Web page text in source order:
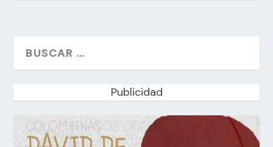
Publicidad